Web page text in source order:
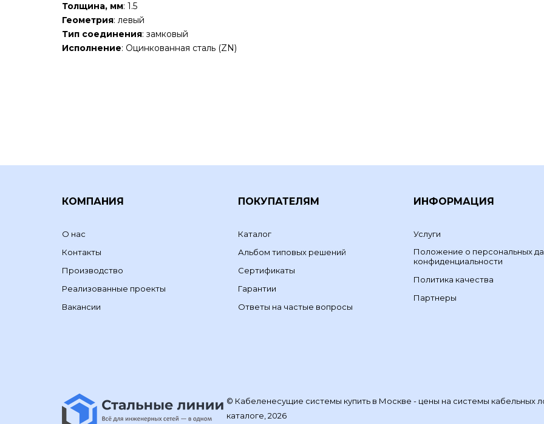
Толщина, мм: 1.5
Геометрия: левый
Тип соединения: замковый
Исполнение: Оцинкованная сталь (ZN)
КОМПАНИЯ
О нас
Контакты
Производство
Реализованные проекты
Вакансии
ПОКУПАТЕЛЯМ
Каталог
Альбом типовых решений
Сертификаты
Гарантии
Ответы на частые вопросы
ИНФОРМАЦИЯ
Услуги
Положение о персональных
конфиденциальности
Политика качества
Партнеры
© Кабеленесущие системы купить в Москве - цены на системы кабельных
каталоге, 2026